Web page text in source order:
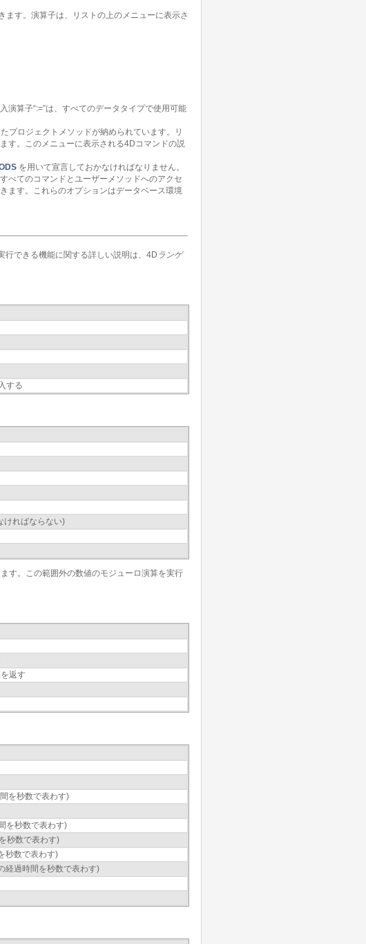
す。演算子は、リストの上のメニューに表示さ
算子“:=”は、すべてのデータタイプで使用可能
プロジェクトメソッドが納められています。リ
す。このメニューに表示される4Dコマンドの説
を用いて宣言しておかなければなりません。
べてのコマンドとユーザーメソッドへのアクセ
ます。これらのオプションはデータベース環境
行できる機能に関する詳しい説明は、4D ランゲ
する
ければならない)
す。この範囲外の数値のモジューロ演算を実行
返す
を秒数で表わす)
を秒数で表わす)
秒数で表わす)
秒数で表わす)
経過時間を秒数で表わす)